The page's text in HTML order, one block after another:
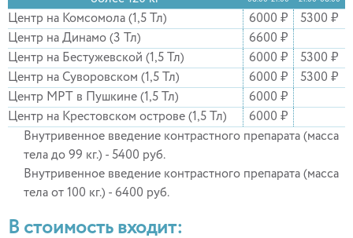
Центр на Комсомола (1,5 Тл) 6000 ₽
5300 ₽
Центр на Динамо (3 Тл)
6600 ₽
Центр на Бестужевской (1,5 Тл)
6000 ₽
5300 ₽
Центр на Суворовском (1,5 Тл)
6000 ₽
5300 ₽
Центр МРТ в Пушкине (1,5 Тл)
6000 ₽
Центр на Крестовском острове (1,5 Тл)
6000 ₽
Внутривенное введение контрастного препарата (масса
тела до 99 кг.) - 5400 руб.
Внутривенное введение контрастного препарата (масса
тела от 100 кг.) - 6400 руб.
В стоимость входит: